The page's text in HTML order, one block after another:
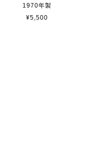
1970年製
¥5,500